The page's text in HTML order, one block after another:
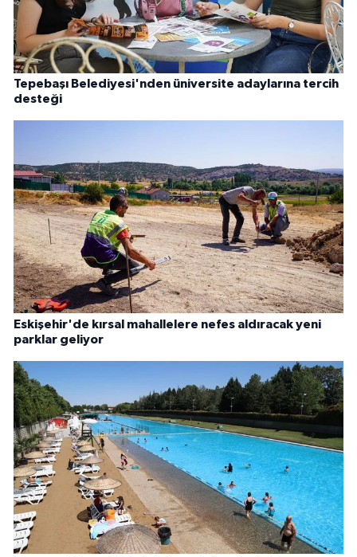
Tepebaşı Belediyesi'nden üniversite adaylarına tercih
desteği
Eskişehir'de kırsal mahallelere nefes aldıracak yeni
parklar geliyor